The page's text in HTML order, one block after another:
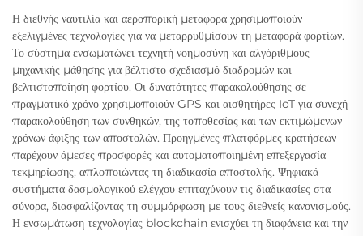
Η διεθνής ναυτιλία και αεροπορική μεταφορά χρησιμοποιούν
εξελιγμένες τεχνολογίες για να μεταρρυθμίσουν τη μεταφορά φορτίων.
Το σύστημα ενσωματώνει τεχνητή νοημοσύνη και αλγόριθμους
μηχανικής μάθησης για βέλτιστο σχεδιασμό διαδρομών και
βελτιστοποίηση φορτίου. Οι δυνατότητες παρακολούθησης σε
πραγματικό χρόνο χρησιμοποιούν GPS και αισθητήρες IoT για συνεχή
παρακολούθηση των συνθηκών, της τοποθεσίας και των εκτιμώμενων
χρόνων άφιξης των αποστολών. Προηγμένες πλατφόρμες κρατήσεων
παρέχουν άμεσες προσφορές και αυτοματοποιημένη επεξεργασία
τεκμηρίωσης, απλοποιώντας τη διαδικασία αποστολής. Ψηφιακά
συστήματα δασμολογικού ελέγχου επιταχύνουν τις διαδικασίες στα
σύνορα, διασφαλίζοντας τη συμμόρφωση με τους διεθνείς κανονισμούς.
Η ενσωμάτωση τεχνολογίας blockchain ενισχύει τη διαφάνεια και την